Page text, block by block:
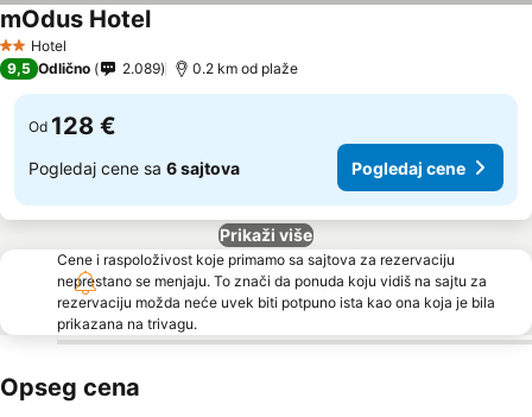
2 Zvezdice
Hotel
mOdus Hotel
9,5 Odlično 2.089 0.2 km od plaže
Od 128 €
Pogledaj cene sa 6 sajtova Pogledaj cene
Prikaži više
Cene i raspoloživost koje primamo sa sajtova za rezervaciju
neprestano se menjaju. To znači da ponuda koju vidiš na sajtu za
rezervaciju možda neće uvek biti potpuno ista kao ona koja je bila
prikazana na trivagu.
Opseg cena